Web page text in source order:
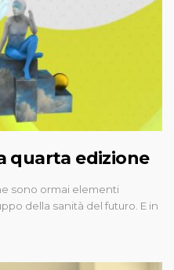
quarta edizione
sono ormai elementi
della sanità del futuro. E in